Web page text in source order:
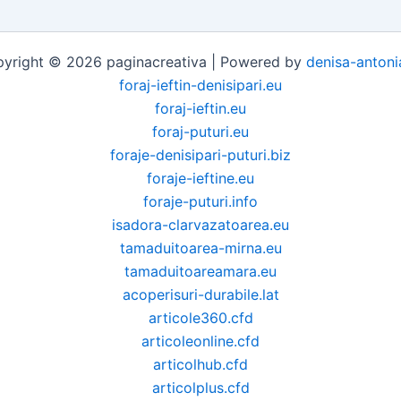
© 2026 paginacreativa | Powered by denisa-
foraj-ieftin-denisipari.eu
foraj-ieftin.eu
foraj-puturi.eu
foraje-denisipari-puturi.biz
foraje-ieftine.eu
foraje-puturi.info
isadora-clarvazatoarea.eu
tamaduitoarea-mirna.eu
tamaduitoareamara.eu
acoperisuri-durabile.lat
articole360.cfd
articoleonline.cfd
articolhub.cfd
articolplus.cfd